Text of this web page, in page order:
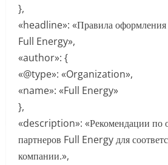
},
«headline»: «Правила оформления
Full Energy»,
«author»: {
«@type»: «Organization»,
«name»: «Full Energy»
},
«description»: «Рекомендации по
партнеров Full Energy для
компании.»,